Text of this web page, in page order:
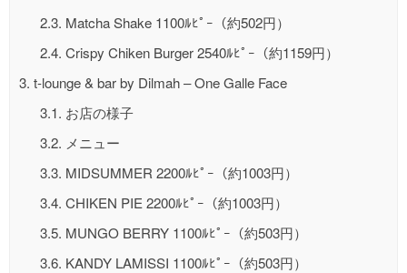
2.3. Matcha Shake 1100ﾙﾋﾟｰ（約502円）
2.4. Crispy Chiken Burger 2540ﾙﾋﾟｰ（約1159円）
3. t-lounge & bar by Dilmah – One Galle Face
3.1. お店の様子
3.2. メニュー
3.3. MIDSUMMER 2200ﾙﾋﾟｰ（約1003円）
3.4. CHIKEN PIE 2200ﾙﾋﾟｰ（約1003円）
3.5. MUNGO BERRY 1100ﾙﾋﾟｰ（約503円）
3.6. KANDY LAMISSI 1100ﾙﾋﾟｰ（約503円）